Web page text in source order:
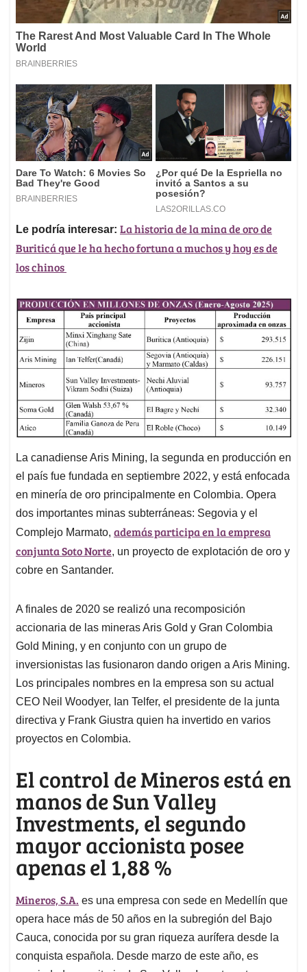
Le podría interesar: La historia de la mina de oro de
Buriticá que le ha hecho fortuna a muchos y hoy es de
los chinos
La canadiense Aris Mining, la segunda en producción en
el país fue fundada en septiembre 2022, y está enfocada
en minería de oro principalmente en Colombia. Opera
dos importantes minas subterráneas: Segovia y el
Complejo Marmato, además participa en la empresa
conjunta Soto Norte, un proyecto de explotación de oro y
cobre en Santander.
A finales de 2020 se realizó una recomposición
accionaria de las mineras Aris Gold y Gran Colombia
Gold Mining, y en conjunto con un grupo de
inversionistas las fusionaron dando origen a Aris Mining.
Los principales nombres en la empresa son su actual
CEO Neil Woodyer, Ian Telfer, el presidente de la junta
directiva y Frank Giustra quien ha invertido en varios
proyectos en Colombia.
El control de Mineros está en
manos de Sun Valley
Investments, el segundo
mayor accionista posee
apenas el 1,88 %
Mineros, S.A. es una empresa con sede en Medellín que
opera hace más de 50 años en la subregión del Bajo
Cauca, conocida por su gran riqueza aurífera desde la
conquista española. Desde marzo de este año, es